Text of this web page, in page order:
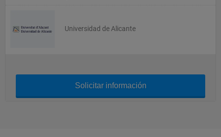
Universidad de Alicante
Solicitar información